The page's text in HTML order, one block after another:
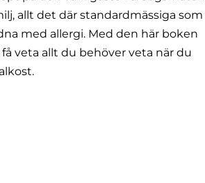
allt det där standardmässiga som
med allergi. Med den här boken
veta allt du behöver veta när du